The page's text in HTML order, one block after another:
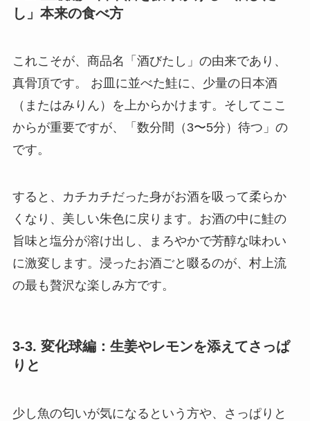
し」本来の食べ方
これこそが、商品名「酒びたし」の由来であり、
真骨頂です。 お皿に並べた鮭に、少量の日本酒
（またはみりん）を上からかけます。そしてここ
からが重要ですが、「数分間（3〜5分）待つ」の
です。
すると、カチカチだった身がお酒を吸って柔らか
くなり、美しい朱色に戻ります。お酒の中に鮭の
旨味と塩分が溶け出し、まろやかで芳醇な味わい
に激変します。浸ったお酒ごと啜るのが、村上流
の最も贅沢な楽しみ方です。
3-3. 変化球編：生姜やレモンを添えてさっぱ
りと
少し魚の匂いが気になるという方や、さっぱりと